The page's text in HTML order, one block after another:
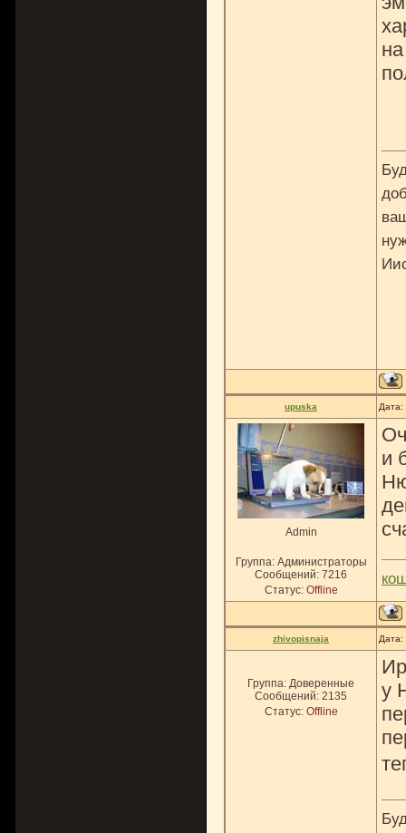
upuska
Admin
Группа: Администраторы
Сообщений: 7216
Статус: Offline
и
zhivopisnaja
Группа: Доверенные
Сообщений: 2135
Статус: Offline
у